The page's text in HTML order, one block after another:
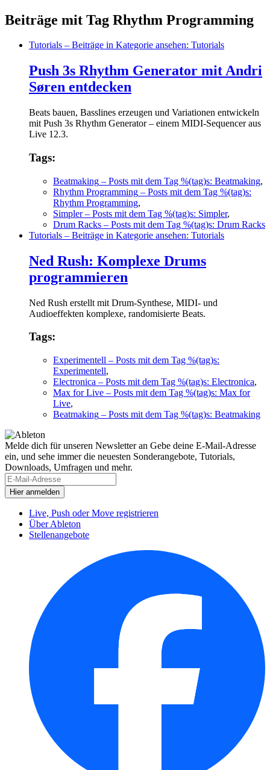
Beiträge mit Tag Rhythm Programming
Tutorials – Beiträge in Kategorie ansehen: Tutorials
Push 3s Rhythm Generator mit Andri
Søren entdecken
Beats bauen, Basslines erzeugen und Variationen entwickeln
mit Push 3s Rhythm Generator – einem MIDI-Sequencer aus
Live 12.3.
Tags:
Beatmaking – Posts mit dem Tag %(tag)s: Beatmaking,
Rhythm Programming – Posts mit dem Tag %(tag)s:
Rhythm Programming,
Simpler– Posts mit dem Tag %(tag)s: Simpler,
Drum Racks – Posts mit dem Tag %(tag)s: Drum Racks
Tutorials – Beiträge in Kategorie ansehen: Tutorials
Ned Rush: Komplexe Drums
programmieren
Ned Rush erstellt mit Drum-Synthese, MIDI- und
Audioeffekten komplexe, randomisierte Beats.
Tags:
Experimentell – Posts mit dem Tag %(tag)s:
Experimentell,
Electronica – Posts mit dem Tag %(tag)s: Electronica,
Max for Live – Posts mit dem Tag %(tag)s: Max for
Live,
Beatmaking – Posts mit dem Tag %(tag)s: Beatmaking
Melde dich für unseren Newsletter an Gebe deine E-Mail-Adresse
ein, und sehe immer die neuesten Sonderangebote, Tutorials,
Downloads, Umfragen und mehr.
Live, Push oder Move registrieren
Über Ableton
Stellenangebote